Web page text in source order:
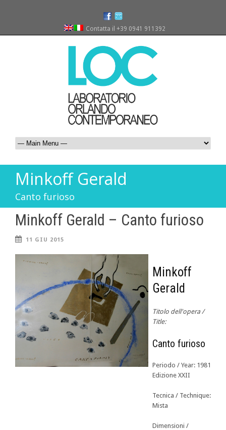
Contatta il +39 0941 911392
Minkoff Gerald
Canto furioso
Minkoff Gerald – Canto furioso
11 GIU 2015
Minkoff
Gerald
Titolo dell'opera /
Title:
Canto furioso
Periodo / Year: 1981
Edizione XXII
Tecnica / Technique:
Mista
Dimensioni /